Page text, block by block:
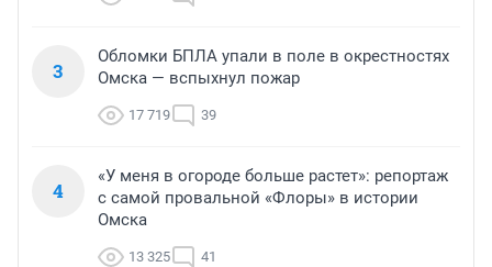
3
Обломки БПЛА упали в поле в окрестностях
Омска — вспыхнул пожар
17 719 39
4
«У меня в огороде больше растет»: репортаж
с самой провальной «Флоры» в истории
Омска
13 325 41